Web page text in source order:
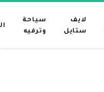
لايف
ستايل
سياحة
وترفيه